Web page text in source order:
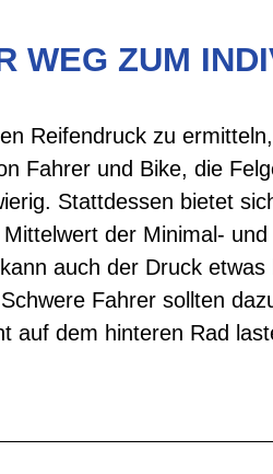
WEG ZUM
Reifendruck zu
Fahrer und Bike, die
Stattdessen bietet
der Minimal-
auch der Druck
Fahrer sollten
auf dem hinteren Rad